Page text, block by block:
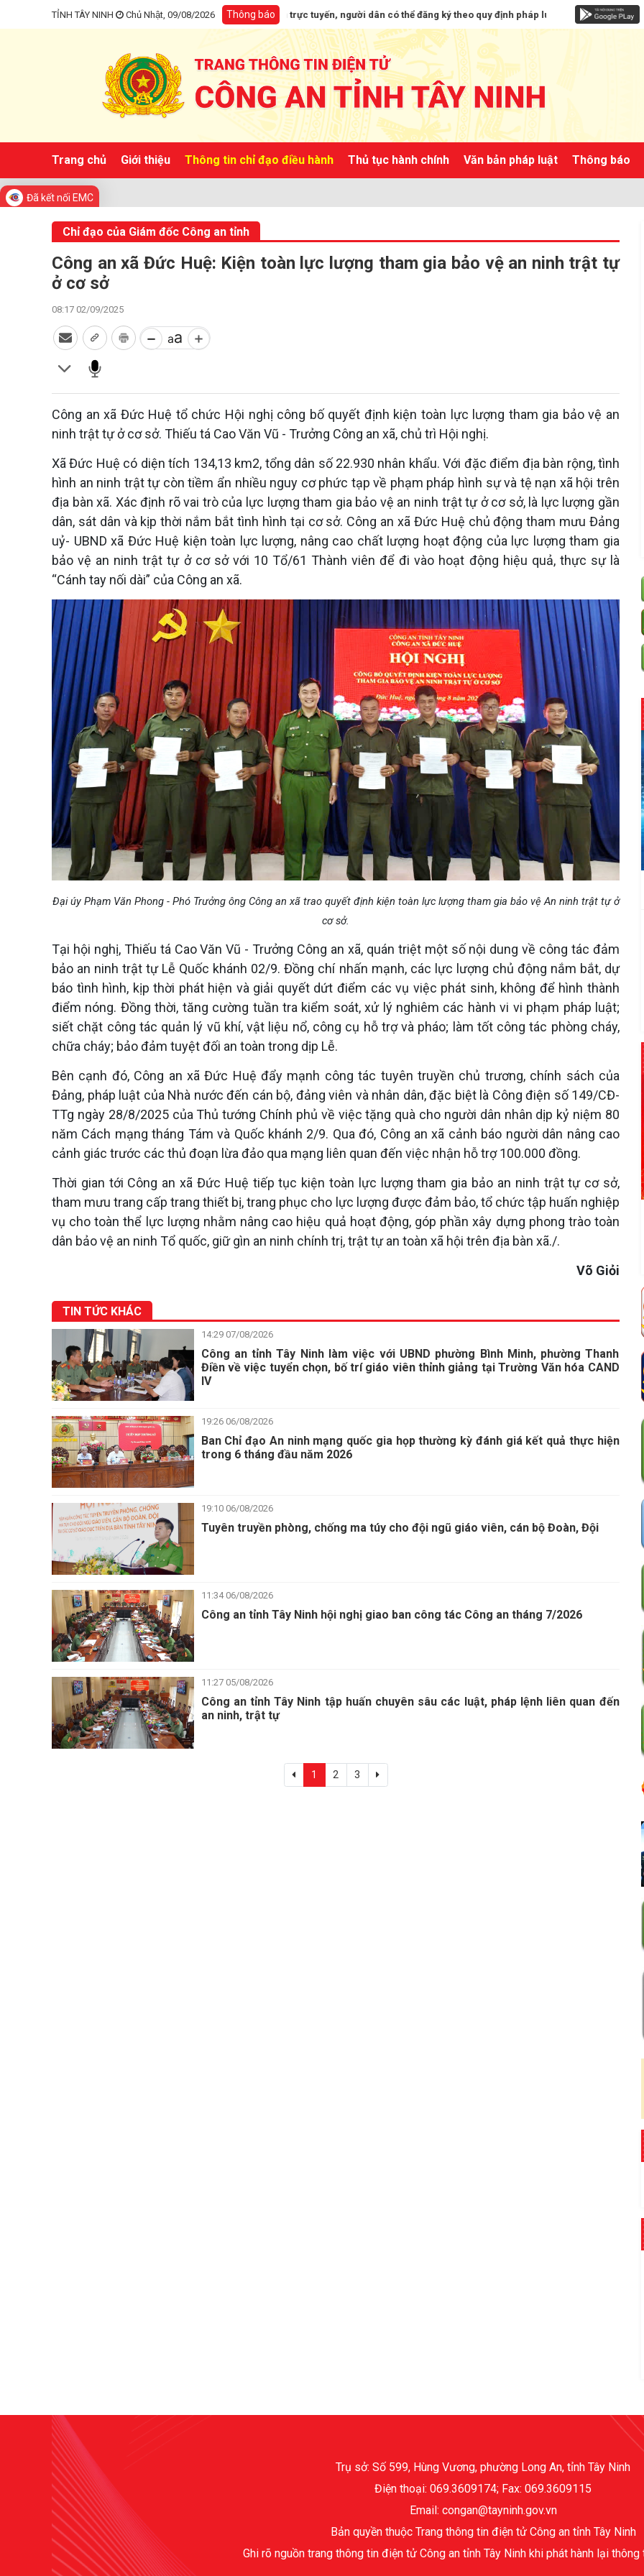
TỈNH TÂY NINH Chủ Nhật, 09/08/2026 Thông báo
Giám đốc Công an tỉnh tiếp công dân trực tuyến, người dân có thể đăng ký theo quy định pháp luật tại địa điểm tiếp công dân của
Trang chủ Giới thiệu Thông tin chỉ đạo điều hành Thủ tục hành chính Văn bản pháp luật Thông báo
Đã kết nối EMC
Chỉ đạo của Giám đốc Công an tỉnh
Công an xã Đức Huệ: Kiện toàn lực lượng tham gia bảo vệ an ninh trật tự
ở cơ sở
08:17 02/09/2025
Công an xã Đức Huệ tổ chức Hội nghị công bố quyết định kiện toàn lực lượng tham gia bảo vệ an
ninh trật tự ở cơ sở. Thiếu tá Cao Văn Vũ - Trưởng Công an xã, chủ trì Hội nghị.
Xã Đức Huệ có diện tích 134,13 km2, tổng dân số 22.930 nhân khẩu. Với đặc điểm địa bàn rộng, tình
hình an ninh trật tự còn tiềm ẩn nhiều nguy cơ phức tạp về phạm pháp hình sự và tệ nạn xã hội trên
địa bàn xã. Xác định rõ vai trò của lực lượng tham gia bảo vệ an ninh trật tự ở cơ sở, là lực lượng gần
dân, sát dân và kịp thời nắm bắt tình hình tại cơ sở. Công an xã Đức Huệ chủ động tham mưu Đảng
uỷ- UBND xã Đức Huệ kiện toàn lực lượng, nâng cao chất lượng hoạt động của lực lượng tham gia
bảo vệ an ninh trật tự ở cơ sở với 10 Tổ/61 Thành viên để đi vào hoạt động hiệu quả, thực sự là
“Cánh tay nối dài” của Công an xã.
Đại úy Phạm Văn Phong - Phó Trưởng ông Công an xã trao quyết định kiện toàn lực lượng tham gia bảo vệ An ninh trật tự ở
cơ sở.
Tại hội nghị, Thiếu tá Cao Văn Vũ - Trưởng Công an xã, quán triệt một số nội dung về công tác đảm
bảo an ninh trật tự Lễ Quốc khánh 02/9. Đồng chí nhấn mạnh, các lực lượng chủ động nắm bắt, dự
báo tình hình, kịp thời phát hiện và giải quyết dứt điểm các vụ việc phát sinh, không để hình thành
điểm nóng. Đồng thời, tăng cường tuần tra kiểm soát, xử lý nghiêm các hành vi vi phạm pháp luật;
siết chặt công tác quản lý vũ khí, vật liệu nổ, công cụ hỗ trợ và pháo; làm tốt công tác phòng cháy,
chữa cháy; bảo đảm tuyệt đối an toàn trong dịp Lễ.
Bên cạnh đó, Công an xã Đức Huệ đẩy mạnh công tác tuyên truyền chủ trương, chính sách của
Đảng, pháp luật của Nhà nước đến cán bộ, đảng viên và nhân dân, đặc biệt là Công điện số 149/CĐ-
TTg ngày 28/8/2025 của Thủ tướng Chính phủ về việc tặng quà cho người dân nhân dịp kỷ niệm 80
năm Cách mạng tháng Tám và Quốc khánh 2/9. Qua đó, Công an xã cảnh báo người dân nâng cao
cảnh giác trước các thủ đoạn lừa đảo qua mạng liên quan đến việc nhận hỗ trợ 100.000 đồng.
Thời gian tới Công an xã Đức Huệ tiếp tục kiện toàn lực lượng tham gia bảo an ninh trật tự cơ sở,
tham mưu trang cấp trang thiết bị, trang phục cho lực lượng được đảm bảo, tổ chức tập huấn nghiệp
vụ cho toàn thể lực lượng nhằm nâng cao hiệu quả hoạt động, góp phần xây dựng phong trào toàn
dân bảo vệ an ninh Tổ quốc, giữ gìn an ninh chính trị, trật tự an toàn xã hội trên địa bàn xã./.
Võ Giỏi
TIN TỨC KHÁC
14:29 07/08/2026
Công an tỉnh Tây Ninh làm việc với UBND phường Bình Minh, phường Thanh
Điền về việc tuyển chọn, bố trí giáo viên thỉnh giảng tại Trường Văn hóa CAND
IV
19:26 06/08/2026
Ban Chỉ đạo An ninh mạng quốc gia họp thường kỳ đánh giá kết quả thực hiện
trong 6 tháng đầu năm 2026
19:10 06/08/2026
Tuyên truyền phòng, chống ma túy cho đội ngũ giáo viên, cán bộ Đoàn, Đội
11:34 06/08/2026
Công an tỉnh Tây Ninh hội nghị giao ban công tác Công an tháng 7/2026
11:27 05/08/2026
Công an tỉnh Tây Ninh tập huấn chuyên sâu các luật, pháp lệnh liên quan đến
an ninh, trật tự
1 2 3
Trụ sở: Số 599, Hùng Vương, phường Long An, tỉnh Tây Ninh
Điện thoại: 069.3609174; Fax: 069.3609115
Email: congan@tayninh.gov.vn
Bản quyền thuộc Trang thông tin điện tử Công an tỉnh Tây Ninh
Ghi rõ nguồn trang thông tin điện tử Công an tỉnh Tây Ninh khi phát hành lại thông